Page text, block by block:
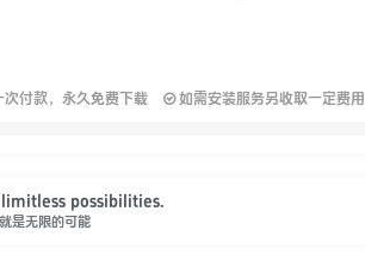
次付款，永久免费下载 如需安装服务另收取一定费用
possibilities.
是无限的可能